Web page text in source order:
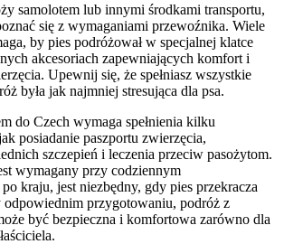
samolotem lub innymi środkami transportu,
się z wymaganiami przewoźnika. Wiele
by pies podróżował w specjalnej klatce
akcesoriach zapewniających komfort i
Upewnij się, że spełniasz wszystkie
była jak najmniej stresująca dla psa.
do Czech wymaga spełnienia kilku
posiadanie paszportu zwierzęcia,
szczepień i leczenia przeciw pasożytom.
wymagany przy codziennym
kraju, jest niezbędny, gdy pies przekracza
odpowiednim przygotowaniu, podróż z
być bezpieczna i komfortowa zarówno dla